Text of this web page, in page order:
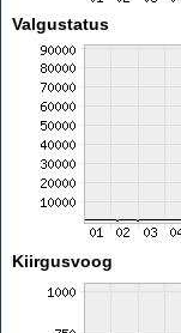
Valgustatus
Kiirgusvoog